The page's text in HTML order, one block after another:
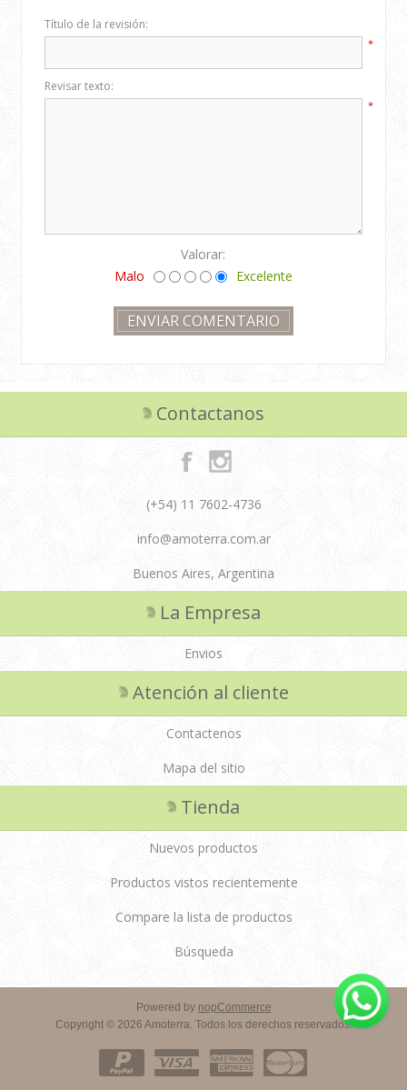
Título de la revisión:
*
Revisar texto:
*
Valorar:
Malo
Excelente
Contactanos
(+54) 11 7602-4736
info@amoterra.com.ar
Buenos Aires, Argentina
La Empresa
Envios
Atención al cliente
Contactenos
Mapa del sitio
Tienda
Nuevos productos
Productos vistos recientemente
Compare la lista de productos
Búsqueda
Powered by nopCommerce
Copyright © 2026 Amoterra. Todos los derechos reservados.